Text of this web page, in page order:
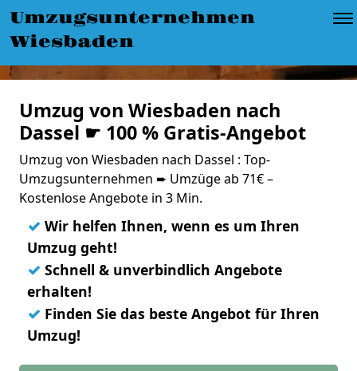
Umzugsunternehmen
Wiesbaden
Umzug von Wiesbaden nach
Dassel ☛ 100 % Gratis-Angebot
Umzug von Wiesbaden nach Dassel : Top-
Umzugsunternehmen ➨ Umzüge ab 71€ –
Kostenlose Angebote in 3 Min.
✓ Wir helfen Ihnen, wenn es um Ihren
Umzug geht!
✓ Schnell & unverbindlich Angebote
erhalten!
✓ Finden Sie das beste Angebot für Ihren
Umzug!